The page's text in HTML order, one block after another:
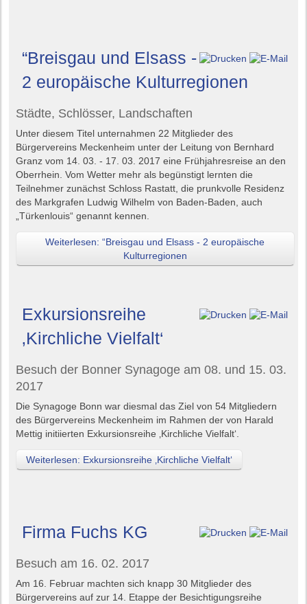
“Breisgau und Elsass -
2 europäische Kulturregionen
Städte, Schlösser, Landschaften
Unter diesem Titel unternahmen 22 Mitglieder des
Bürgervereins Meckenheim unter der Leitung von Bernhard
Granz vom 14. 03. - 17. 03. 2017 eine Frühjahresreise an den
Oberrhein. Vom Wetter mehr als begünstigt lernten die
Teilnehmer zunächst Schloss Rastatt, die prunkvolle Residenz
des Markgrafen Ludwig Wilhelm von Baden-Baden, auch
„Türkenlouis“ genannt kennen.
Weiterlesen: “Breisgau und Elsass - 2 europäische
Kulturregionen
Exkursionsreihe
‚Kirchliche Vielfalt‘
Besuch der Bonner Synagoge am 08. und 15. 03.
2017
Die Synagoge Bonn war diesmal das Ziel von 54 Mitgliedern
des Bürgervereins Meckenheim im Rahmen der von Harald
Mettig initiierten Exkursionsreihe ‚Kirchliche Vielfalt‘.
Weiterlesen: Exkursionsreihe ‚Kirchliche Vielfalt‘
Firma Fuchs KG
Besuch am 16. 02. 2017
Am 16. Februar machten sich knapp 30 Mitglieder des
Bürgervereins auf zur 14. Etappe der Besichtigungsreihe